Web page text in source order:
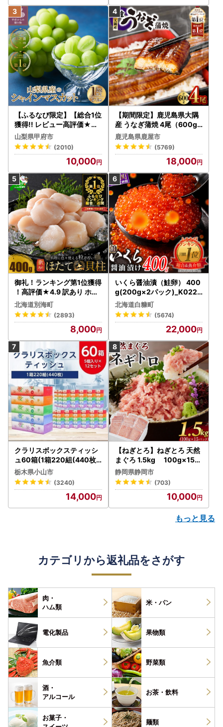
【ふるなび限定】【総合1位
獲得!! レビュー高評価★】
〈2026年度配送分〉山梨
県産 シャインマスカット 2
～3房（1.0kg以上）シャイ
ン フルーツ FN-Limited-S
P
山梨県甲府市
(2010)
10,000
【期間限定】鹿児島県大隅
産 うなぎ蒲焼 4尾（600g
） KN007-004-04-cp18
うなぎ 鰻 魚 惣菜 総菜
鹿児島県鹿屋市
(5769)
18,000
御礼！ランキング第1位獲得
！高評価★4.9 訳あり ホタ
テ 400g（ほたて 帆立 貝柱
冷凍 ）
北海道別海町
(2893)
8,000
いくら醤油漬（鮭卵） 400
g(200g×2パック)_K022-
1676
北海道白糠町
(5674)
22,000
クラリスボックスティッシ
ュ60箱(1箱220組(440枚))
(5個入り×12セット)【配送
不可地域：離島・沖縄県】
【1256759】
栃木県小山市
(3240)
14,000
【ねぎとろ】ねぎとろ 天然
まぐろ 1.5kg 100g×15パ
ック
静岡県静岡市
(703)
10,000
もっと見る
カテゴリから返礼品をさがす
肉・
ハム類
米・パン
電化製品 果物類
魚介類 野菜類
酒・
アルコール
お茶・ 飲料
お菓子・
麺類